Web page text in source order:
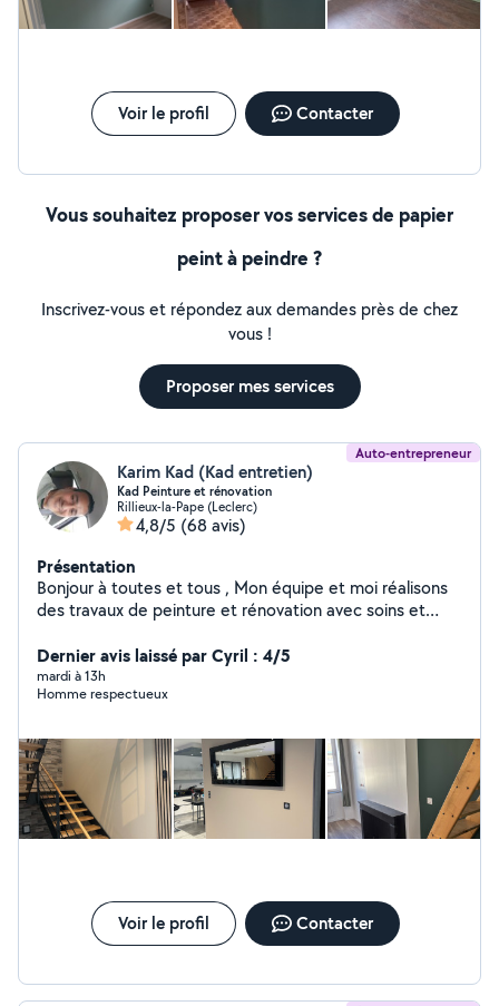
Voir le profil Contacter
Vous souhaitez proposer vos services de papier
peint à peindre ?
Inscrivez-vous et répondez aux demandes près de chez
vous !
Proposer mes services
Auto-entrepreneur
Karim Kad (Kad entretien)
Kad Peinture et rénovation
Rillieux-la-Pape (Leclerc)
4,8/5 (68 avis)
Présentation
Bonjour à toutes et tous , Mon équipe et moi réalisons
des travaux de peinture et rénovation avec soins et
me contacter je suis disponible et me déplace
gratuitement pour vos devis . Cordialement.
Dernier avis laissé par Cyril : 4/5
mardi à 13h
Homme respectueux
Voir le profil Contacter